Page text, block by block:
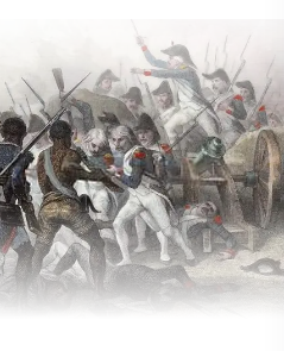
pour la liberté, la dignité
Ce legs va bien au-delà des
cette nation insulaire,
générations et inspirant des
partout dans le monde.